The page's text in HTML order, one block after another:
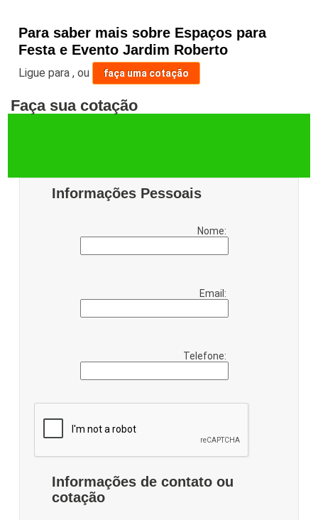
Para saber mais sobre Espaços para
Festa e Evento Jardim Roberto
Ligue para,ou faça uma cotação
Faça sua cotação
Informações Pessoais
Nome:
Email:
Telefone:
Informações de contato ou
cotação